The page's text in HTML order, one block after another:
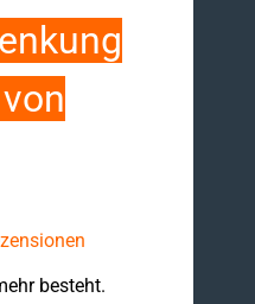
besteht.